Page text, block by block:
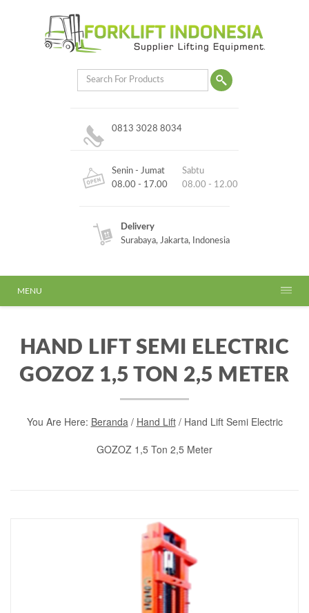
0813 3028 8034
Senin - Jumat
08.00 - 17.00
Sabtu
08.00 - 12.00
Delivery
Surabaya, Jakarta, Indonesia
MENU
HAND LIFT SEMI ELECTRIC
GOZOZ 1,5 TON 2,5 METER
You Are Here: Beranda/ Hand Lift/ Hand Lift Semi Electric
GOZOZ 1,5 Ton 2,5 Meter